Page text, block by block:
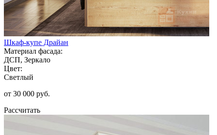
Шкаф-купе Драйан
Материал фасада:
ДСП, Зеркало
Цвет:
Светлый
от 30 000 руб.
Рассчитать